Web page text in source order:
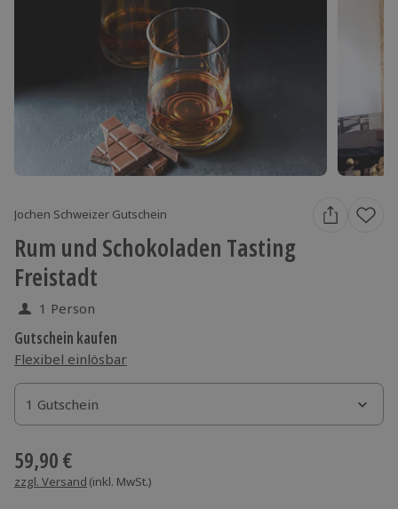
Jochen Schweizer Gutschein
Rum und Schokoladen Tasting
Freistadt
1 Person
Gutschein kaufen
Flexibel einlösbar
1 Gutschein
1 Gutschein
1 Gutschein
59,90 €
zzgl. Versand (inkl. MwSt.)